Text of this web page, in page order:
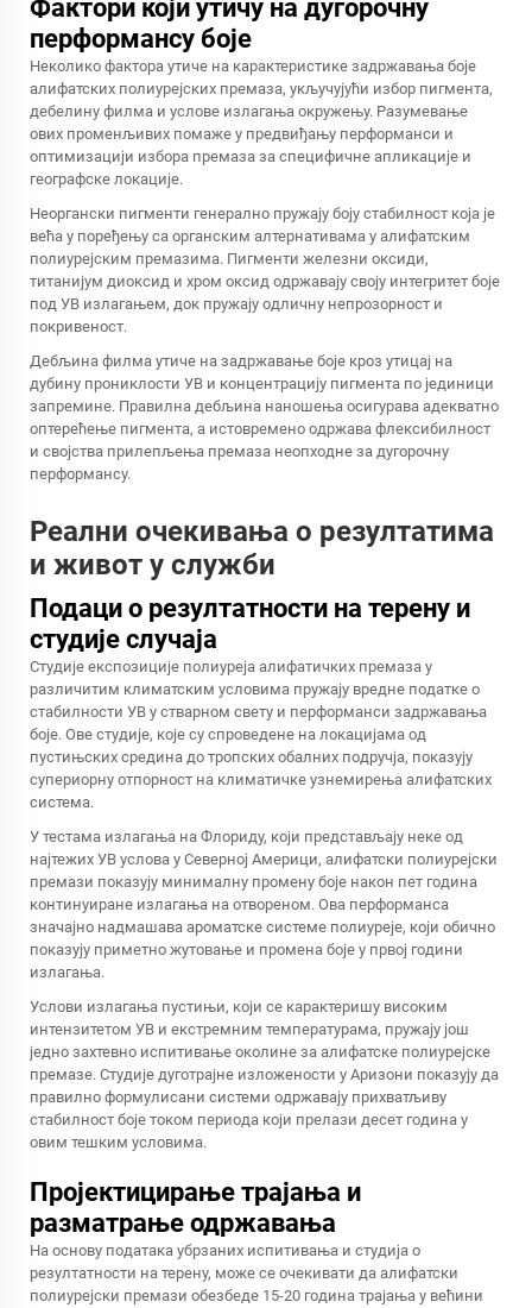
Фактори који утичу на дугорочну
перформансу боје
Неколико фактора утиче на карактеристике задржавања боје
алифатских полиурејских премаза, укључујући избор пигмента,
дебелину филма и услове излагања окружењу. Разумевање
ових променљивих помаже у предвиђању перформанси и
оптимизацији избора премаза за специфичне апликације и
географске локације.
Неоргански пигменти генерално пружају боју стабилност која је
већа у поређењу са органским алтернативама у алифатским
полиурејским премазима. Пигменти железни оксиди,
титанијум диоксид и хром оксид одржавају своју интегритет боје
под УВ излагањем, док пружају одличну непрозорност и
покривеност.
Дебљина филма утиче на задржавање боје кроз утицај на
дубину прониклости УВ и концентрацију пигмента по јединици
запремине. Правилна дебљина наношења осигурава адекватно
оптерећење пигмента, а истовремено одржава флексибилност
и својства прилепљења премаза неопходне за дугорочну
перформансу.
Реални очекивања о резултатима
и живот у служби
Подаци о резултатности на терену и
студије случаја
Студије експозиције полиуреја алифатичких премаза у
различитим климатским условима пружају вредне податке о
стабилности УВ у стварном свету и перформанси задржавања
боје. Ове студије, које су спроведене на локацијама од
пустињских средина до тропских обалних подручја, показују
супериорну отпорност на климатичке узнемирења алифатских
система.
У тестама излагања на Флориду, који представљају неке од
најтежих УВ услова у Северној Америци, алифатски полиурејски
премази показују минималну промену боје након пет година
континуиране излагања на отвореном. Ова перформанса
значајно надмашава ароматске системе полиуреје, који обично
показују приметно жутовање и промена боје у првој години
излагања.
Услови излагања пустињи, који се карактеришу високим
интензитетом УВ и екстремним температурама, пружају још
једно захтевно испитивање околине за алифатске полиурејске
премазе. Студије дуготрајне изложености у Аризони показују да
правилно формулисани системи одржавају прихватљиву
стабилност боје током периода који прелази десет година у
овим тешким условима.
Пројектицирање трајања и
разматрање одржавања
На основу података убрзаних испитивања и студија о
резултатности на терену, може се очекивати да алифатски
полиурејски премази обезбеде 15-20 година трајања у већини